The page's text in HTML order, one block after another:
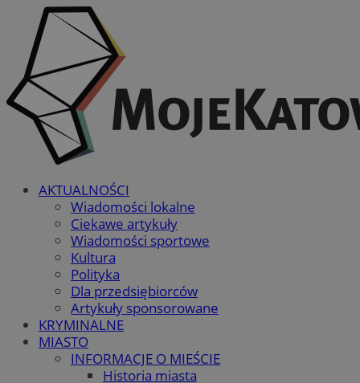
AKTUALNOŚCI
Wiadomości lokalne
Ciekawe artykuły
Wiadomości sportowe
Kultura
Polityka
Dla przedsiębiorców
Artykuły sponsorowane
KRYMINALNE
MIASTO
INFORMACJE O MIEŚCIE
Historia miasta